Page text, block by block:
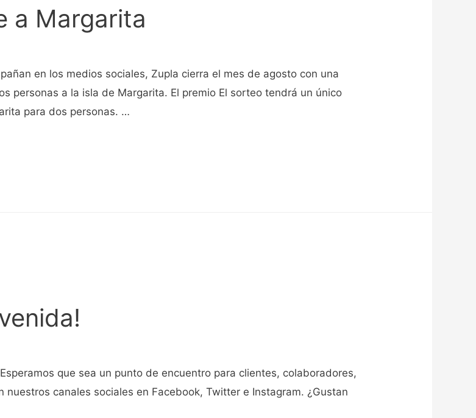
a Margarita
en los medios sociales, Zupla cierra el mes de agosto con una
personas a la isla de Margarita. El premio El sorteo tendrá un único
para dos personas. …
que sea un punto de encuentro para clientes, colaboradores,
canales sociales en Facebook, Twitter e Instagram. ¿Gustan